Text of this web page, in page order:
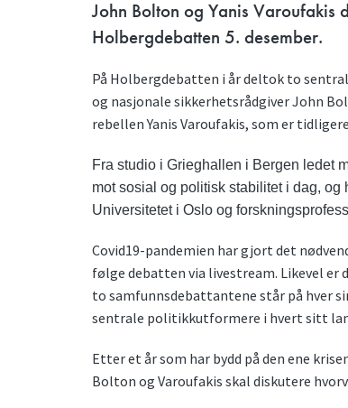
John Bolton og Yanis
Holbergdebatten 5. desember.
På Holbergdebatten i år deltok to
og nasjonale sikkerhetsrådgiver John
rebellen Yanis Varoufakis, som er
Fra studio i Grieghallen i Bergen ledet
mot sosial og politisk stabilitet i dag, og
Universitetet i Oslo og
Covid19-pandemien har gjort det
følge debatten via livestream. Likevel
to samfunnsdebattantene står på hver
sentrale politikkutformere i hvert sitt
Etter et år som har bydd på den ene
Bolton og Varoufakis skal diskutere